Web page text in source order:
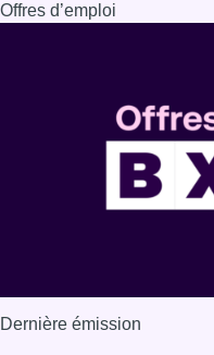
Offres d’emploi
Dernière émission